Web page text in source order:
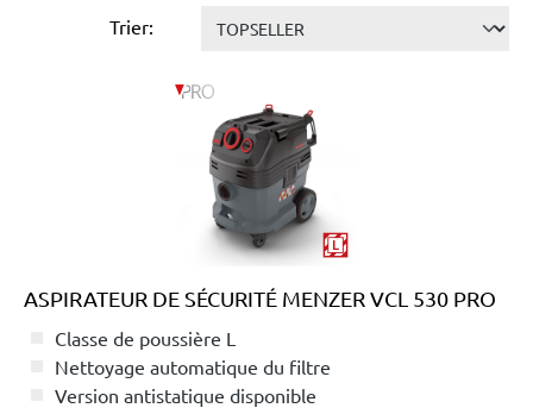
Trier:
ASPIRATEUR DE SÉCURITÉ MENZER VCL 530 PRO
Classe de poussière L
Nettoyage automatique du filtre
Version antistatique disponible